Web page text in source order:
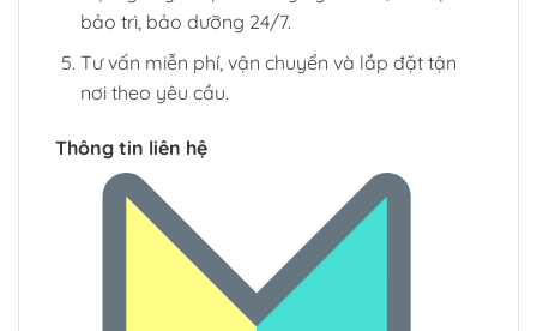
bảo trì, bảo dưỡng 24/7.
Tư vấn miễn phí, vận chuyển và lắp đặt tận
nơi theo yêu cầu.
Thông tin liên hệ